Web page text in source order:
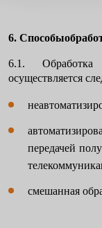
6.
6.1. Обработка
осуществляется
передачей
смешанная